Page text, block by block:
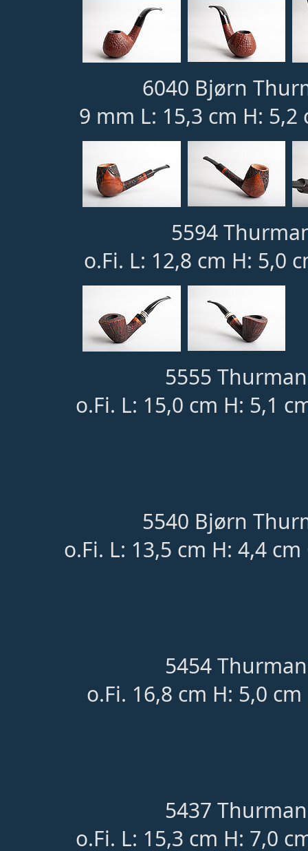
6040 Bjørn
9 mm L: 15,3 cm H:
5594
o.Fi. L: 12,8 cm H: 5,0
5555
o.Fi. L: 15,0 cm H: 5,1
5540 Bjørn
o.Fi. L: 13,5 cm H: 4,4
5454
o.Fi. 16,8 cm H: 5,0
5437
o.Fi. L: 15,3 cm H: 7,0